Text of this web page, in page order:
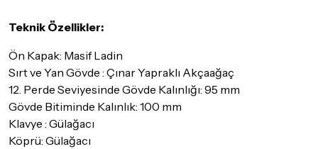
İade ve değişim koşulları, ürün kategorilerine göre farklılık
iade/değişim şartlarını kontrol ettiğinizden emin olun.
Detaylar için
tıklayınız
Teknik Özellikler:
Ön Kapak: Masif Ladin
Sırt ve Yan Gövde : Çınar Yapraklı Akçaağaç
12. Perde Seviyesinde Gövde Kalınlığı: 95 mm
Gövde Bitiminde Kalınlık: 100 mm
Klavye : Gülağacı
Köprü: Gülağacı